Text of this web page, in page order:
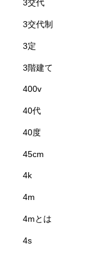
3交代
3交代制
3定
3階建て
400v
40代
40度
45cm
4k
4m
4mとは
4s